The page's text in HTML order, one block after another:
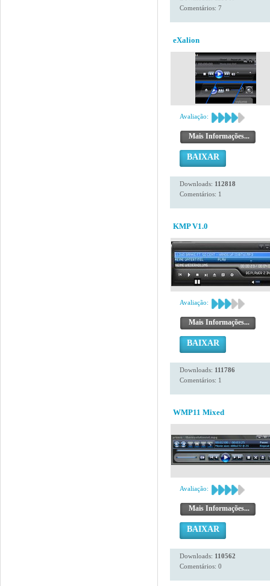
Comentários: 7
eXalion
Avaliação:
Mais Informações...
BAIXAR
Downloads: 112818
Comentários: 1
KMP V1.0
Avaliação:
Mais Informações...
BAIXAR
Downloads: 111786
Comentários: 1
WMP11 Mixed
Avaliação:
Mais Informações...
BAIXAR
Downloads: 110562
Comentários: 0